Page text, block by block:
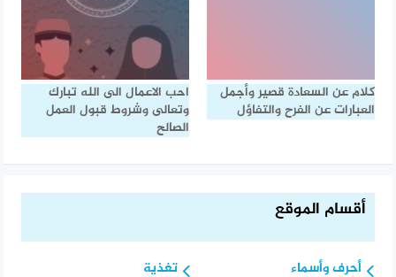
كلام عن السعادة قصير وأجمل
العبارات عن الفرح والتفاؤل
احب الاعمال الى الله تبارك
وتعالى وشروط قبول العمل
الصالح
أقسام الموقع
أحرف وأسماء تغذية